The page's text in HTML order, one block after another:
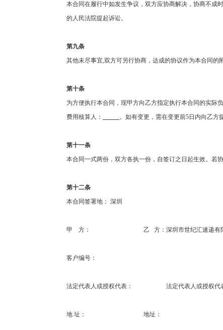
本合同在履行中如发生争议，双方应协商解决，协商不成
的人民法院提起诉讼。
第九条
其他未尽事宜,双方可另行协商，达成的协议作为本合同的
第十条
为方便执行本合同，现甲方向乙方指定执行本合同的实际
费用核算人：
。如有变更，需在变更前5日内向乙方
第十一条
本合同一式两份，双方各执一份，自签订之日起生效。若
第十二条
本合同签署地： 深圳
甲 方： 乙 方：深圳市世纪汇速递有
客户编号：
法定代表人或授权代表： 法定代表人或授权代
地 址： 地址：